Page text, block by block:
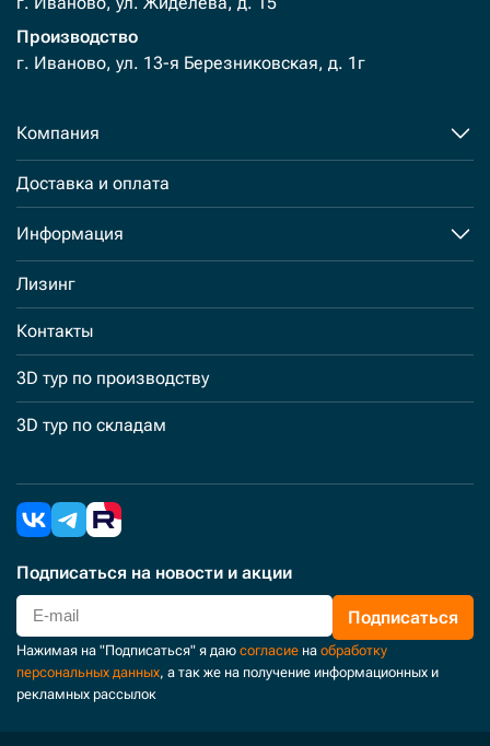
Производство
г. Иваново, ул. 13-я Березниковская, д. 1г
Компания
Доставка и оплата
Информация
Лизинг
Контакты
3D тур по производству
3D тур по складам
Подписаться на новости и акции
Подписаться
Нажимая на "Подписаться" я даю согласие на обработку
персональных данных, а так же на получение информационных и
рекламных рассылок